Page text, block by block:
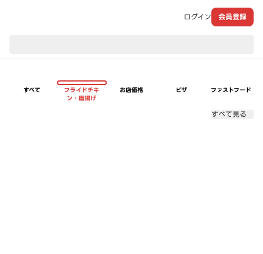
ログイン 会員登録
すべて
フライドチキ
ン・唐揚げ
お店価格 ピザ ファストフード
すべて見る